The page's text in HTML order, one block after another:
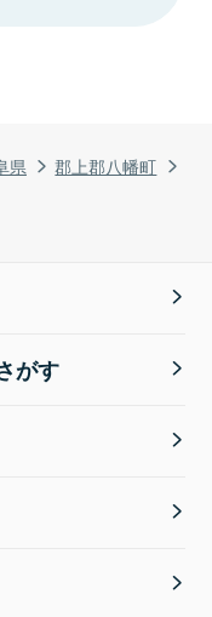
県
郡上郡八幡町
がす